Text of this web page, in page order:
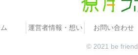
運営者情報・想い お問い合わせ
© 2021 be friend.